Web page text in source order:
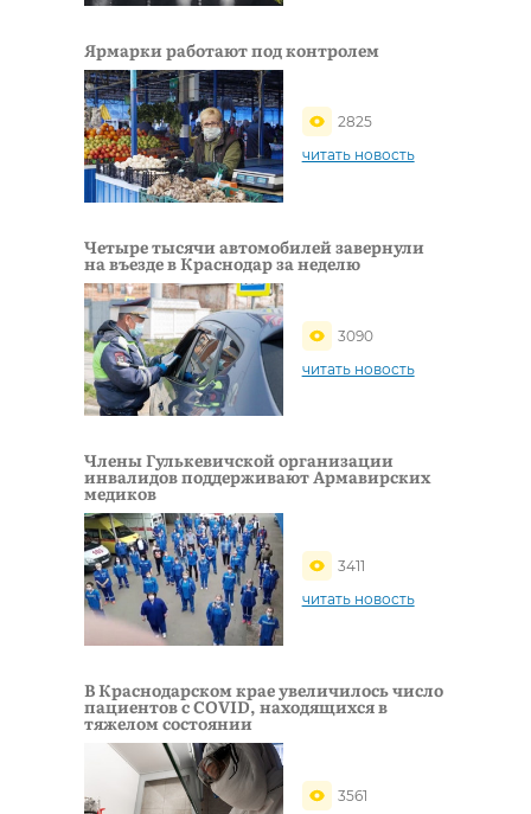
Ярмарки работают под контролем
2825
читать новость
Четыре тысячи автомобилей завернули
на въезде в Краснодар за неделю
3090
читать новость
Члены Гулькевичской организации
инвалидов поддерживают Армавирских
медиков
3411
читать новость
В Краснодарском крае увеличилось число
пациентов с COVID, находящихся в
тяжелом состоянии
3561